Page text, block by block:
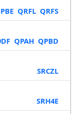
QRFL QRFS
QPAH QPBD
SRCZL
SRH4E